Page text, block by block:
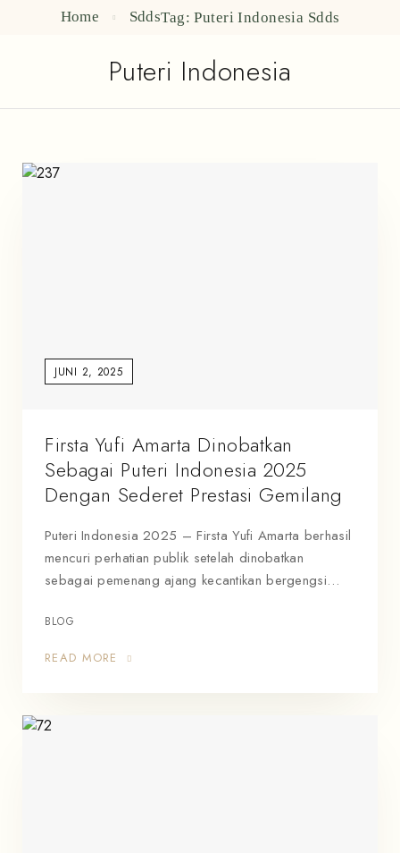
Home Sdds Tag: Puteri Indonesia Sdds
Puteri Indonesia
JUNI 2, 2025
Firsta Yufi Amarta Dinobatkan
Sebagai Puteri Indonesia 2025
Dengan Sederet Prestasi Gemilang
Puteri Indonesia 2025 – Firsta Yufi Amarta berhasil
mencuri perhatian publik setelah dinobatkan
sebagai pemenang ajang kecantikan bergengsi…
BLOG
READ MORE